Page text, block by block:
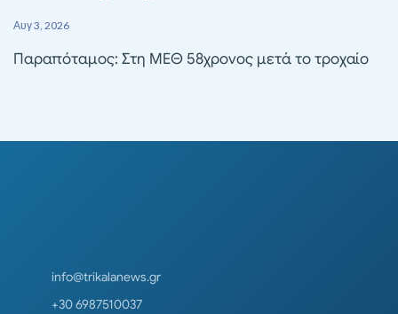
Αυγ 3, 2026
Παραπόταμος: Στη ΜΕΘ 58χρονος μετά το τροχαίο
info@trikalanews.gr
+30 6987510037